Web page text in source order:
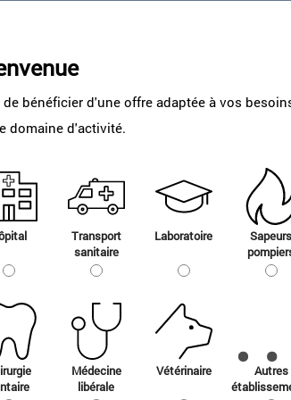
bénéficier d'une offre adaptée à vos
domaine d'activité.
Transport
sanitaire
Laboratoire
Sapeurs
Médecine
libérale
Vétérinaire
Autres